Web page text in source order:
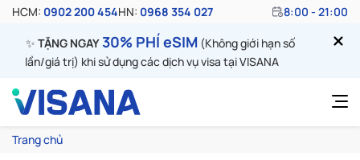
HCM: 0902 200 454HN: 0968 354 027 8:00 - 21:00
✨ TẶNG NGAY30% PHÍ eSIM (Không giới hạn số
lần/giá trị) khi sử dụng các dịch vụ visa tại VISANA
Trang chủ